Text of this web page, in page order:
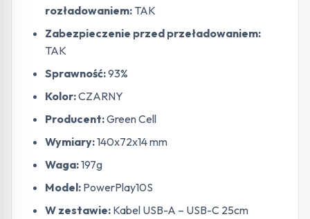
rozładowaniem: TAK
Zabezpieczenie przed przeładowaniem:
TAK
Sprawność:93%
Kolor:CZARNY
Producent:Green Cell
Wymiary:140x72x14 mm
Waga:197g
Model: PowerPlay10S
W zestawie: Kabel USB-A – USB-C 25cm